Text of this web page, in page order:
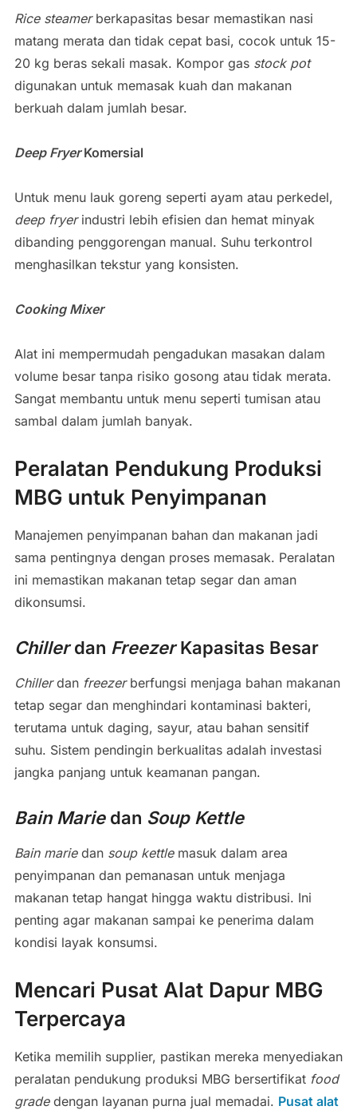
Rice steamerberkapasitas besar memastikan nasi
matang merata dan tidak cepat basi, cocok untuk 15-
20 kg beras sekali masak. Kompor gas stock pot
digunakan untuk memasak kuah dan makanan
berkuah dalam jumlah besar.
Deep FryerKomersial
Untuk menu lauk goreng seperti ayam atau perkedel,
deep fryerindustri lebih efisien dan hemat minyak
dibanding penggorengan manual. Suhu terkontrol
menghasilkan tekstur yang konsisten.
Cooking Mixer
Alat ini mempermudah pengadukan masakan dalam
volume besar tanpa risiko gosong atau tidak merata.
Sangat membantu untuk menu seperti tumisan atau
sambal dalam jumlah banyak.
Peralatan Pendukung Produksi
MBG untuk Penyimpanan
Manajemen penyimpanan bahan dan makanan jadi
sama pentingnya dengan proses memasak. Peralatan
ini memastikan makanan tetap segar dan aman
dikonsumsi.
Chillerdan FreezerKapasitas Besar
Chillerdan freezerberfungsi menjaga bahan makanan
tetap segar dan menghindari kontaminasi bakteri,
terutama untuk daging, sayur, atau bahan sensitif
suhu. Sistem pendingin berkualitas adalah investasi
jangka panjang untuk keamanan pangan.
Bain Marie dan Soup Kettle
Bain marie dan soup kettlemasuk dalam area
penyimpanan dan pemanasan untuk menjaga
makanan tetap hangat hingga waktu distribusi. Ini
penting agar makanan sampai ke penerima dalam
kondisi layak konsumsi.
Mencari Pusat Alat Dapur MBG
Terpercaya
Ketika memilih supplier, pastikan mereka menyediakan
peralatan pendukung produksi MBG bersertifikat food
gradedengan layanan purna jual memadai. Pusat alat